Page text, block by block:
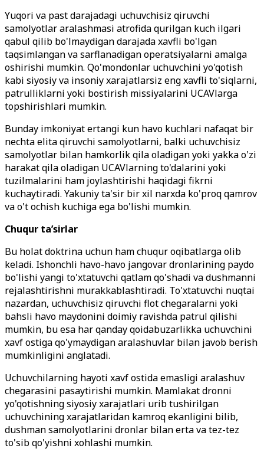
Yuqori va past darajadagi uchuvchisiz qiruvchi
samolyotlar aralashmasi atrofida qurilgan kuch ilgari
qabul qilib bo'lmaydigan darajada xavfli bo'lgan
taqsimlangan va sarflanadigan operatsiyalarni amalga
oshirishi mumkin. Qo'mondonlar uchuvchini yo'qotish
kabi siyosiy va insoniy xarajatlarsiz eng xavfli to'siqlarni,
patrulliklarni yoki bostirish missiyalarini UCAVlarga
topshirishlari mumkin.
Bunday imkoniyat ertangi kun havo kuchlari nafaqat bir
nechta elita qiruvchi samolyotlarni, balki uchuvchisiz
samolyotlar bilan hamkorlik qila oladigan yoki yakka o'zi
harakat qila oladigan UCAVlarning to'dalarini yoki
tuzilmalarini ham joylashtirishi haqidagi fikrni
kuchaytiradi. Yakuniy ta'sir bir xil narxda ko'proq qamrov
va o't ochish kuchiga ega bo'lishi mumkin.
Chuqur ta’sirlar
Bu holat doktrina uchun ham chuqur oqibatlarga olib
keladi. Ishonchli havo-havo jangovar dronlarining paydo
bo'lishi yangi to'xtatuvchi qatlam qo'shadi va dushmanni
rejalashtirishni murakkablashtiradi. To'xtatuvchi nuqtai
nazardan, uchuvchisiz qiruvchi flot chegaralarni yoki
bahsli havo maydonini doimiy ravishda patrul qilishi
mumkin, bu esa har qanday qoidabuzarlikka uchuvchini
xavf ostiga qo'ymaydigan aralashuvlar bilan javob berish
mumkinligini anglatadi.
Uchuvchilarning hayoti xavf ostida emasligi aralashuv
chegarasini pasaytirishi mumkin. Mamlakat dronni
yo'qotishning siyosiy xarajatlari urib tushirilgan
uchuvchining xarajatlaridan kamroq ekanligini bilib,
dushman samolyotlarini dronlar bilan erta va tez-tez
to'sib qo'yishni xohlashi mumkin.